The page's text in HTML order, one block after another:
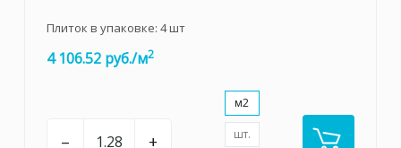
Плиток в упаковке: 4шт
4 106.52 руб./м2
– +
м2
шт.